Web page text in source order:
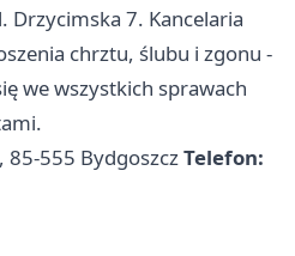
Drzycimska 7. Kancelaria
chrztu, ślubu i zgonu -
we wszystkich sprawach
85-555 BydgoszczTelefon: